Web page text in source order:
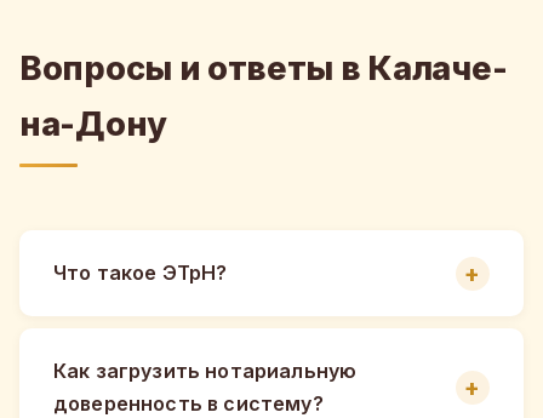
Вопросы и ответы в Калаче-
на-Дону
Что такое ЭТрН?
Как загрузить нотариальную
доверенность в систему?